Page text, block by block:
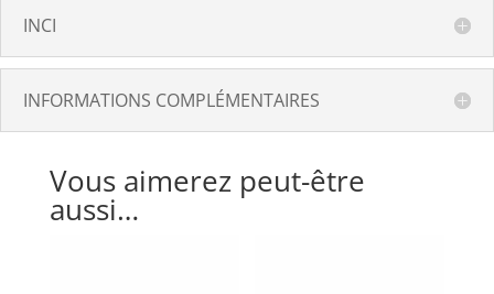
INCI
INFORMATIONS COMPLÉMENTAIRES
Vous aimerez peut-être
aussi…